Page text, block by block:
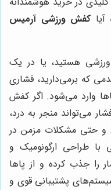
کفش ورزشی آرمیس
هستید، یا در یک
که برمی‌دارید، فشاری
وارد می‌شود. اگر کفش
می‌تواند منجر به درد،
حتی مشکلات مزمن در
طراحی ارگونومیک و
را جذب کرده و از پاها
پشتیبانی قوی و